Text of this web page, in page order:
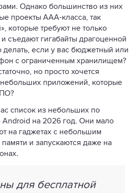
Однако большинство из них
проекты ААА-класса, так
которые требуют не только
съедают гигабайты драгоценной
делать, если у вас бюджетный или
с ограниченным хранилищем?
но просто хочется
небольших приложений, которые
список из небольших по
Android на 2026 год. Они мало
на гаджетах с небольшим
и запускаются даже на
для бесплатной